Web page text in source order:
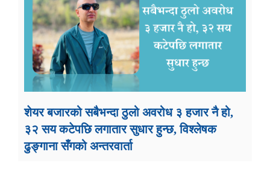
शेयर बजारको सबैभन्दा ठुलो अवरोध ३ हजार नै हो,
३२ सय कटेपछि लगातार सुधार हुन्छ, विश्लेषक
ढुङ्गाना सँगको अन्तरवार्ता